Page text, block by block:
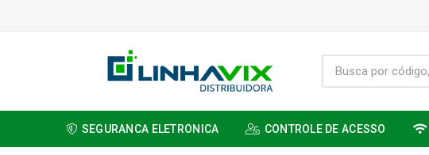
SEGURANCA ELETRONICA CONTROLE DE ACESSO